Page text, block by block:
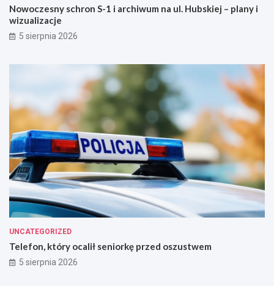
Nowoczesny schron S-1 i archiwum na ul. Hubskiej – plany i
wizualizacje
5 sierpnia 2026
UNCATEGORIZED
Telefon, który ocalił seniorkę przed oszustwem
5 sierpnia 2026